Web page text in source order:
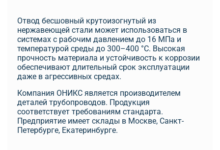
Отвод бесшовный крутоизогнутый из
нержавеющей стали может использоваться в
системах с рабочим давлением до 16 МПа и
температурой среды до 300–400 °C. Высокая
прочность материала и устойчивость к коррозии
обеспечивают длительный срок эксплуатации
даже в агрессивных средах.
Компания ОНИКС является производителем
деталей трубопроводов. Продукция
соответствует требованиям стандарта.
Предприятие имеет склады в Москве, Санкт-
Петербурге, Екатеринбурге.